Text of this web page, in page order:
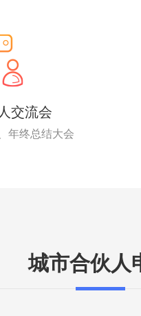
交流会
年终总结大会
城市合伙人